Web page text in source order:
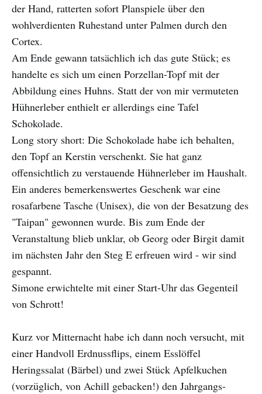
der Hand, ratterten sofort Planspiele über den
wohlverdienten Ruhestand unter Palmen durch den
Cortex.
Am Ende gewann tatsächlich ich das gute Stück; es
handelte es sich um einen Porzellan-Topf mit der
Abbildung eines Huhns. Statt der von mir vermuteten
Hühnerleber enthielt er allerdings eine Tafel
Schokolade.
Long story short: Die Schokolade habe ich behalten,
den Topf an Kerstin verschenkt. Sie hat ganz
offensichtlich zu verstauende Hühnerleber im Haushalt.
Ein anderes bemerkenswertes Geschenk war eine
rosafarbene Tasche (Unisex), die von der Besatzung des
"Taipan" gewonnen wurde. Bis zum Ende der
Veranstaltung blieb unklar, ob Georg oder Birgit damit
im nächsten Jahr den Steg E erfreuen wird - wir sind
gespannt.
Simone erwichtelte mit einer Start-Uhr das Gegenteil
von Schrott!
Kurz vor Mitternacht habe ich dann noch versucht, mit
einer Handvoll Erdnussflips, einem Esslöffel
Heringssalat (Bärbel) und zwei Stück Apfelkuchen
(vorzüglich, von Achill gebacken!) den Jahrgangs-